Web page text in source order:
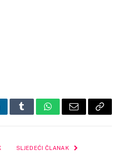
TumblrWhatsApp
Email Copy
SLJEDEĆI ČLANAK